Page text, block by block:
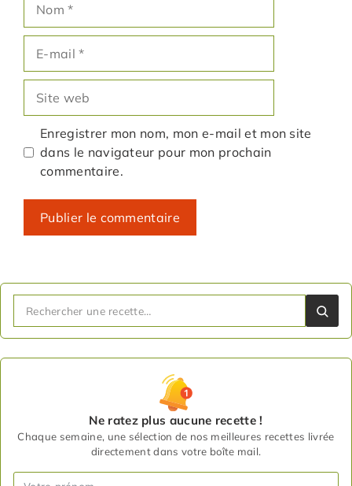
mail
web
Enregistrer mon nom, mon e-mail et mon site
dans le navigateur pour mon prochain
commentaire.
Ne ratez plus aucune recette !
Chaque semaine, une sélection de nos meilleures recettes livrée
directement dans votre boîte mail.